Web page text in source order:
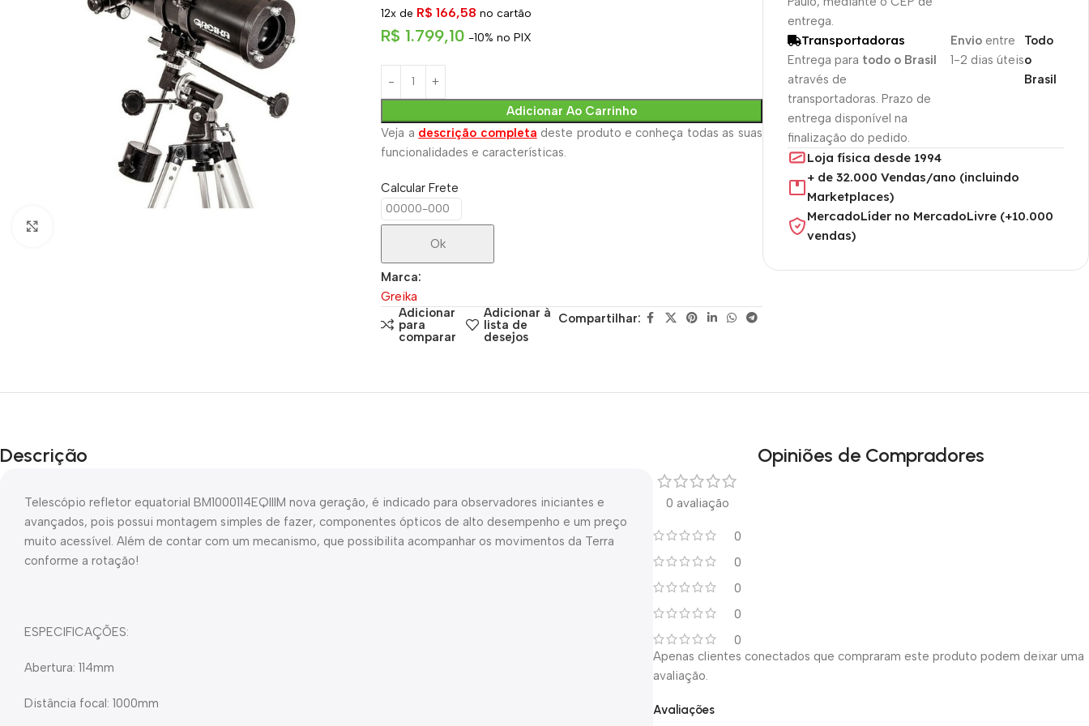
12x de R$ 166,58 no cartão
R$ 1.799,10 -10% no PIX
Adicionar Ao Carrinho
Veja a descrição completa deste produto e conheça todas as suas
funcionalidades e características.
Calcular Frete
Ok
Marca:
Greika
Adicionar
para
comparar
Adicionar à
lista de
desejos
Compartilhar:
entrega.
Transportadoras
Entrega para todo o Brasil
através de
transportadoras. Prazo de
entrega disponível na
finalização do pedido.
Envio entre
1-2 dias úteis
Todo
o
Brasil
Loja física desde 1994
+ de 32.000 Vendas/ano (incluindo
Marketplaces)
MercadoLíder no MercadoLivre (+10.000
vendas)
Descrição
Telescópio refletor equatorial BM1000114EQIIIM nova geração, é indicado para observadores iniciantes e
avançados, pois possui montagem simples de fazer, componentes ópticos de alto desempenho e um preço
muito acessível. Além de contar com um mecanismo, que possibilita acompanhar os movimentos da Terra
conforme a rotação!
ESPECIFICAÇÕES:
Abertura: 114mm
Distância focal: 1000mm
Opiniões de Compradores
0 avaliação
0
0
0
0
0
Avaliações
Apenas clientes conectados que compraram este produto podem deixar uma
avaliação.